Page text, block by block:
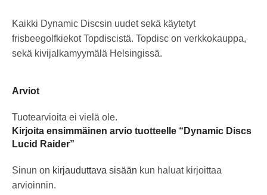
Kaikki Dynamic Discsin uudet sekä käytetyt
frisbeegolfkiekot Topdiscistä. Topdisc on verkkokauppa,
sekä kivijalkamyymälä Helsingissä.
Arviot
Tuotearvioita ei vielä ole.
Kirjoita ensimmäinen arvio tuotteelle “Dynamic Discs
Lucid Raider”
Sinun on kirjauduttava sisään kun haluat kirjoittaa
arvioinnin.